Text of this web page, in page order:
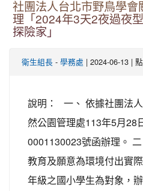
社團法人台北市野鳥學會
理「2024年3天2夜過夜
探險家」
衛生組長 - 學務處 | 2024-06-13 |
說明： 一、 依據社團法
然公園管理處113年5月28
0001130023號函辦理。
教育及願意為環境付出實
年級之國小學生為對象，